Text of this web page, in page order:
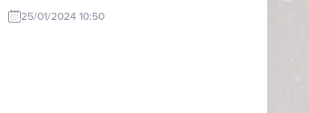
yazıda olayların ve karakterler arasındaki
ilişkilerin kompleks yapısı ele alınacaktır.
25/01/2024 10:50